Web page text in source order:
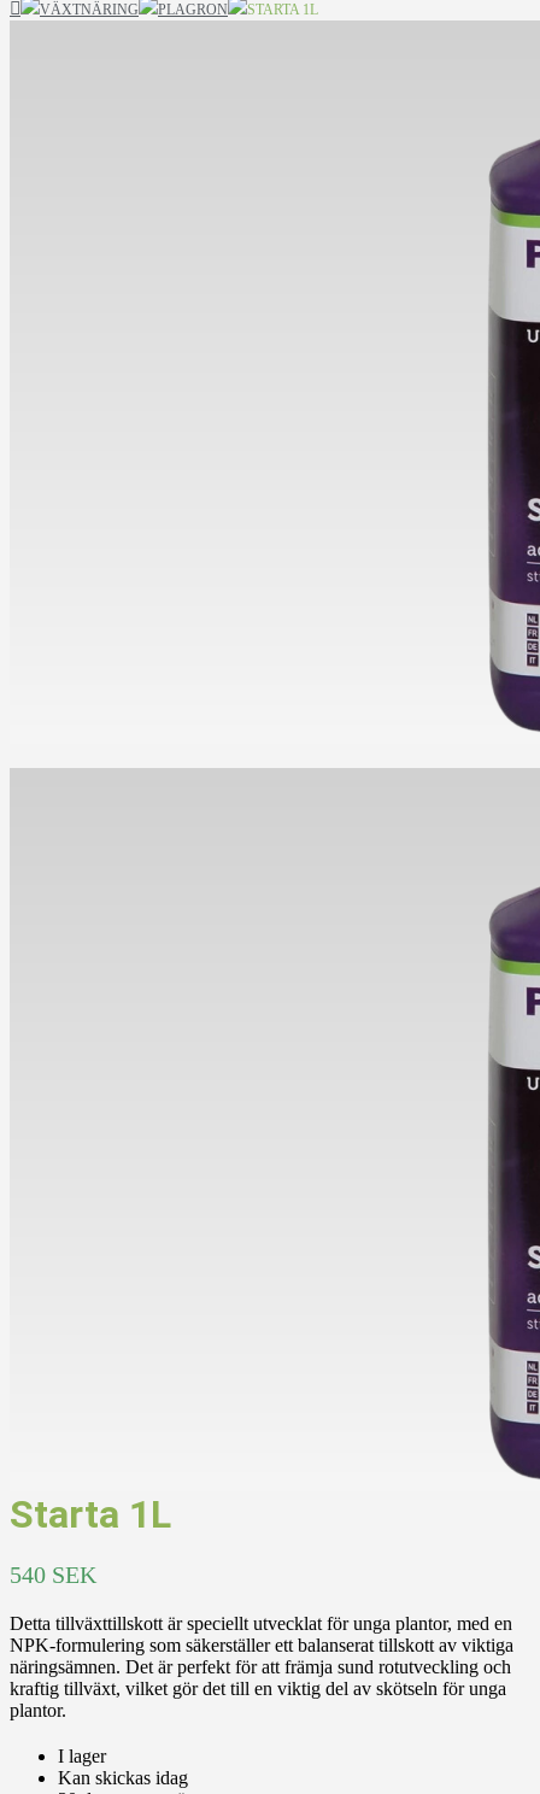
VÄXTNÄRING PLAGRON STARTA 1L
Starta 1L
540 SEK
Detta tillväxttillskott är speciellt utvecklat för unga plantor, med en
NPK-formulering som säkerställer ett balanserat tillskott av viktiga
näringsämnen. Det är perfekt för att främja sund rotutveckling och
kraftig tillväxt, vilket gör det till en viktig del av skötseln för unga
plantor.
I lager
Kan skickas idag